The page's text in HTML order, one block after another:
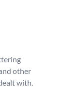
other
with.